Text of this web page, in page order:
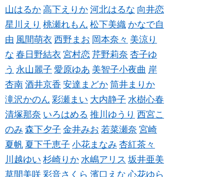
山はるか 高下えりか 河北はるな 向井恋
星川えり 桃瀬れもん 松下美織 かなで自
由 風間萌衣 西野まお 岡本奈々 美涼り
な 春日野結衣 宮村恋 芹野莉奈 杏子ゆ
う 永山麗子 愛原ゆあ 美智子小夜曲 岸
杏南 酒井京香 安達まどか 筒井まりか
滝沢かのん 彩瀬まい 大内静子 水樹心春
清塚那奈 いろはめる 推川ゆうり 西宮こ
のみ 森下夕子 金井みお 若菜瀬奈 宮崎
夏帆 夏下千恵子 小花まなみ 杏紅茶々
川越ゆい 杉崎りか 水嶋アリス 坂井亜美
草間美咲 彩音さくら 濱口えな 心花ゆら